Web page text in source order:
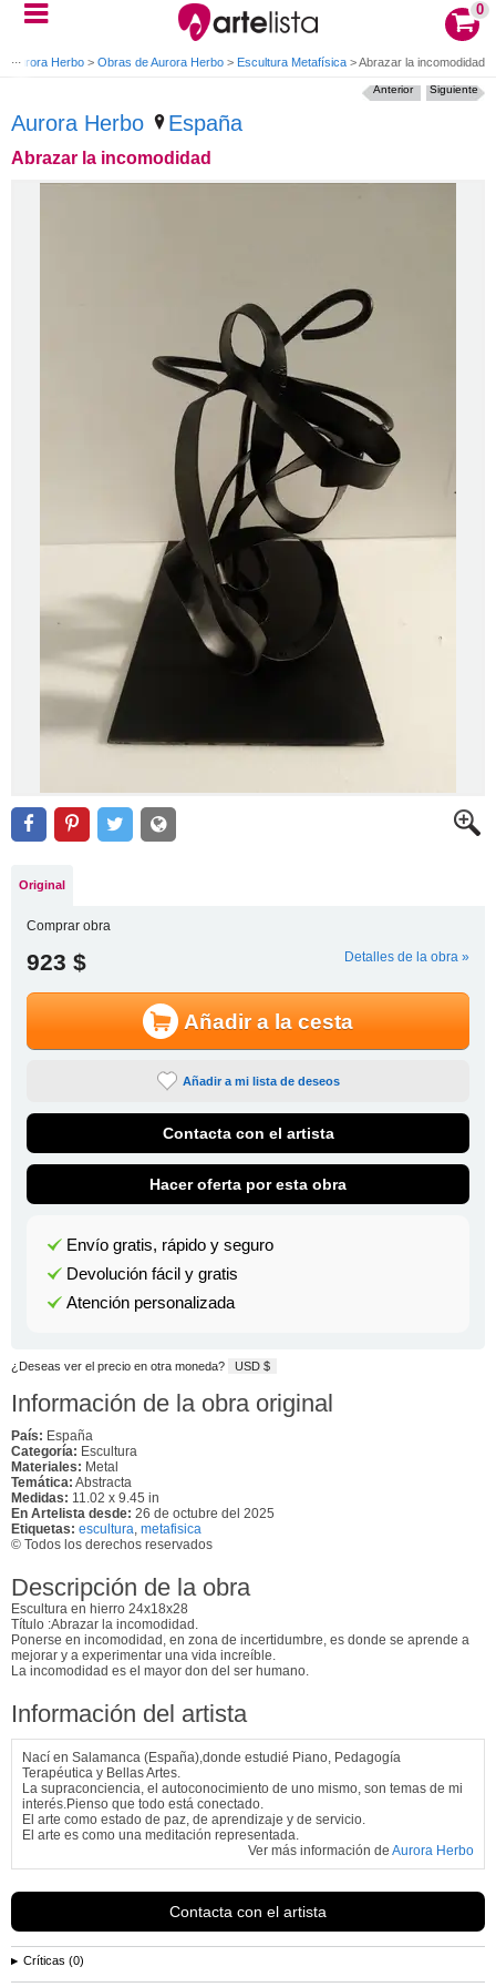
0
Aurora Herbo > Obras de Aurora Herbo > Escultura Metafísica >Abrazar la incomodidad
Aurora Herbo España
Abrazar la incomodidad
Siguiente
Anterior
Original
Comprar obra
923 $ Detalles de la obra »
Añadir a la cesta
Añadir a mi lista de deseos
Contacta con el artista
Hacer oferta por esta obra
Envío gratis, rápido y seguro
Devolución fácil y gratis
Atención personalizada
¿Deseas ver el precio en otra moneda? USD $
Información de la obra original
País: España
Categoría: Escultura
Materiales: Metal
Temática: Abstracta
Medidas: 11.02 x 9.45 in
En Artelista desde: 26 de octubre del 2025
Etiquetas: escultura, metafisica
© Todos los derechos reservados
Descripción de la obra
Escultura en hierro 24x18x28
Título :Abrazar la incomodidad.
Ponerse en incomodidad, en zona de incertidumbre, es donde se aprende a
mejorar y a experimentar una vida increíble.
La incomodidad es el mayor don del ser humano.
Información del artista
Nací en Salamanca (España),donde estudié Piano, Pedagogía
Terapéutica y Bellas Artes.
La supraconciencia, el autoconocimiento de uno mismo, son temas de mi
interés.Pienso que todo está conectado.
El arte como estado de paz, de aprendizaje y de servicio.
El arte es como una meditación representada.
Ver más información de Aurora Herbo
Contacta con el artista
Críticas (0)